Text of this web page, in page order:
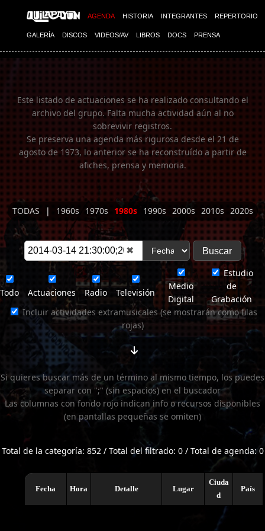
AGENDA HISTORIA INTEGRANTES REPERTORIO
GALERÍA DISCOS VIDEOS/AV LIBROS DOCS PRENSA
Imagen 01
Este listado de actuaciones se ha realizado consultando el
archivo del grupo. Falta mucha actividad aún al no
sobrevivir registros.
Se preserva una agenda más rigurosa desde el 21 de
agosto de 1973, lo anterior se ha reconstruído a partir de
afiches, prensa y memoria.
TODAS | 1960s 1970s 1980s 1990s 2000s 2010s 2020s
✖
Todo Actuaciones Radio Televisión
Medio
Digital
Estudio
de
Grabación
Incluir actividades extramusicales (se mostrarán como filas
rojas)
Si quieres buscar más de un término al mismo tiempo, los puedes
separar con ";" (sin espacios) en el buscador
Las columnas con fondo rojo indican info o recursos disponibles
(en pantallas pequeñas se omiten)
Total de la categoría: 852 / Total del filtrado: 0 / Total de agenda: 0
Fecha Hora Detalle Lugar
Ciuda
d
País